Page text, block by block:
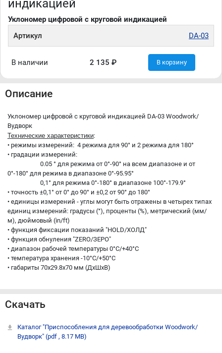
индикацией
Уклономер цифровой с круговой индикацией
Артикул
DA-03
В наличии 2 135 ₽ В корзину
Описание
Уклономер цифровой с круговой индикацией DA-03 Woodwork/
Вудворк
Технические характеристики:
• режимы измерений: 4 режима для 90° и 2 режима для 180°
• градации измерений:
0.05 ° для режима от 0°-90° на всем диапазоне и от
0°-180° для режима в диапазоне 0°-95.95°
0,1° для режима 0°-180° в диапазоне 100°-179.9°
• точность ±0,1° от 0° до 90° и ±0,2 от 90° до 180°
• единицы измерений - углы могут быть отражены в четырех типах
единиц измерений: градусы (°), проценты (%), метрический (мм/
м), дюймовый (in/ft)
• функция фиксации показаний "HOLD/ХОЛД"
• функция обнуления "ZERO/ЗЕРО"
• диапазон рабочей температуры 0°С/+40°С
• температура хранения -10°С/+50°С
• габариты 70х29.8х70 мм (ДхШхВ)
Скачать
Каталог "Приспособления для деревообработки Woodwork/
Вудворк"(pdf , 8.17 MB)